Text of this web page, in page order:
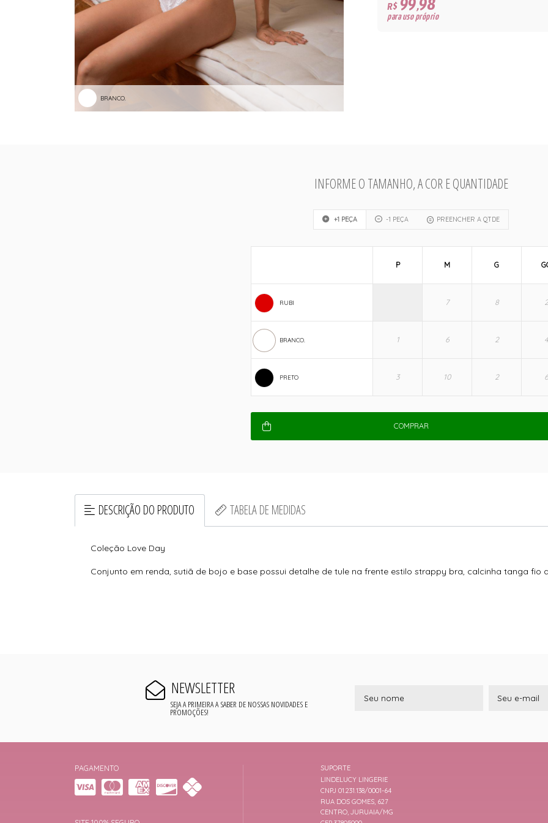
BRANCO.
R$99,98
para uso próprio
INFORME O TAMANHO, A COR E QUANTIDADE
+1 PEÇA -1 PEÇA PREENCHER A QTDE
RUBI
BRANCO.
PRETO
P M G
COMPRAR
DESCRIÇÃO DO PRODUTO TABELA DE MEDIDAS
Coleção Love Day
Conjunto em renda, sutiã de bojo e base possui detalhe de tule na frente estilo strappy bra, calcinha tanga fio
NEWSLETTER
SEJA A PRIMEIRA A SABER DE NOSSAS NOVIDADES E
PROMOÇÕES!
PAGAMENTO
SUPORTE
LINDELUCY LINGERIE
CNPJ 01.231.138/0001-64
RUA DOS GOMES, 627
CENTRO, JURUAIA/MG